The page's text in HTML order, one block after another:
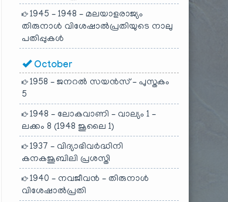
1945 – 1948 – മലയാളരാജ്യം
തിരുനാൾ വിശേഷാൽപ്രതിയുടെ നാലു
പതിപ്പുകൾ
October
1958 – ജനറൽ സയൻസ് – പുസ്തകം
5
1948 – ലോകവാണി – വാല്യം 1 –
ലക്കം 8 (1948 ജൂലൈ 1)
1937 – വിദ്യാഭിവർദ്ധിനി
കനകജൂബിലി പ്രശസ്തി
1940 – നവജീവൻ – തിരുനാൾ
വിശേഷാൽപ്രതി